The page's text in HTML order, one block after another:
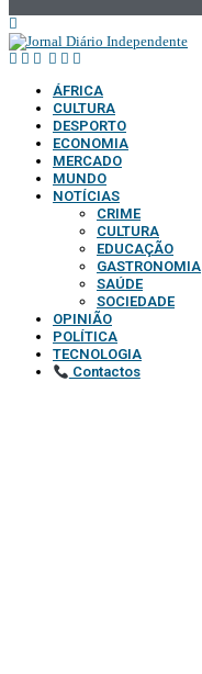
ÁFRICA
CULTURA
DESPORTO
ECONOMIA
MERCADO
MUNDO
NOTÍCIAS
CRIME
CULTURA
EDUCAÇÃO
GASTRONOMIA
SAÚDE
SOCIEDADE
OPINIÃO
POLÍTICA
TECNOLOGIA
Contactos